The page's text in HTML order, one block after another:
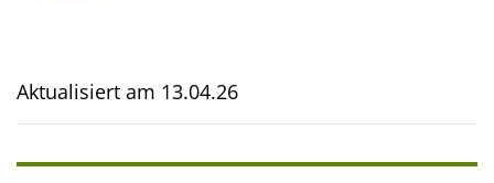
Aktualisiert am 13.04.26